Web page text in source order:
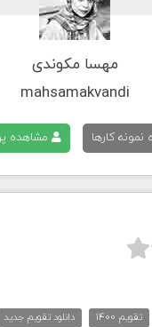
مهسا مکوندی
mahsamakvandi
کارها مشاهده
تقویم 1400 دانلود تقویم جدید